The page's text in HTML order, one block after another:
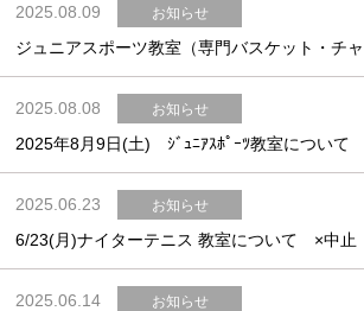
Webアクセシビリティについて
文字サイズ 標準 中
2025.08.09 お知らせ
2025.08.08 お知らせ
2025年8月9日(土) ｼﾞｭﾆｱｽﾎﾟｰﾂ教室について
2025.06.23 お知らせ
6/23(月)ナイターテニス 教室について ×中止
2025.06.14 お知らせ